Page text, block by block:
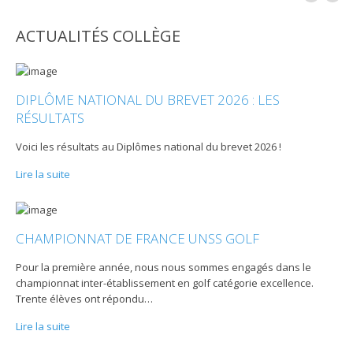
ACTUALITÉS COLLÈGE
DIPLÔME NATIONAL DU BREVET 2026 : LES
RÉSULTATS
Voici les résultats au Diplômes national du brevet 2026 !
Lire la suite
CHAMPIONNAT DE FRANCE UNSS GOLF
Pour la première année, nous nous sommes engagés dans le
championnat inter-établissement en golf catégorie excellence.
Trente élèves ont répondu…
Lire la suite